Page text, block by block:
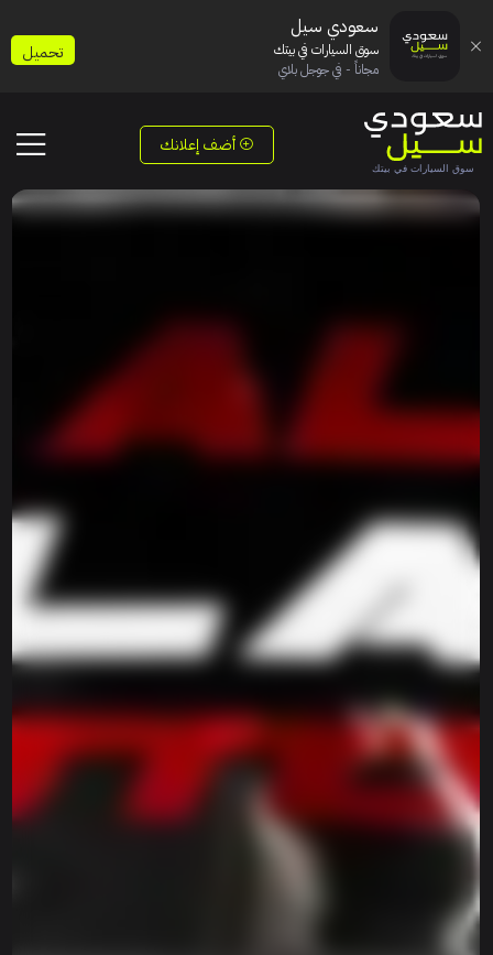
أضف إعلانك
سعودي سيل
سوق السيارات في بيتك
مجاناً - في جوجل بلاي
تحميل